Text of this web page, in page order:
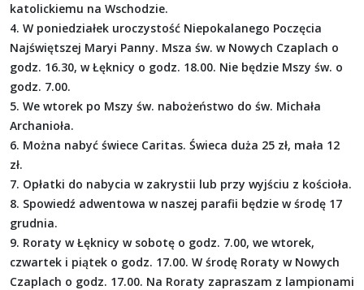
katolickiemu na Wschodzie.
4. W poniedziałek uroczystość Niepokalanego Poczęcia
Najświętszej Maryi Panny. Msza św. w Nowych Czaplach o
godz. 16.30, w Łęknicy o godz. 18.00. Nie będzie Mszy św. o
godz. 7.00.
5. We wtorek po Mszy św. nabożeństwo do św. Michała
Archanioła.
6. Można nabyć świece Caritas. Świeca duża 25 zł, mała 12
zł.
7. Opłatki do nabycia w zakrystii lub przy wyjściu z kościoła.
8. Spowiedź adwentowa w naszej parafii będzie w środę 17
grudnia.
9. Roraty w Łęknicy w sobotę o godz. 7.00, we wtorek,
czwartek i piątek o godz. 17.00. W środę Roraty w Nowych
Czaplach o godz. 17.00. Na Roraty zapraszam z lampionami